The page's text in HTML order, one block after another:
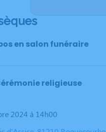
en salon funéraire
religieuse
2024 à 14h00